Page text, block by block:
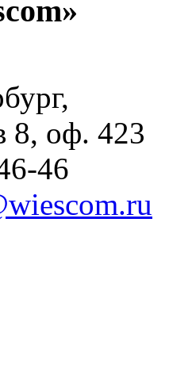
8, оф. 423
46